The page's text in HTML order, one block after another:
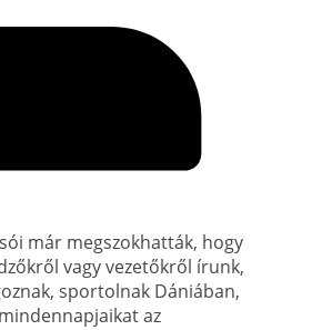
már megszokhatták, hogy
vagy vezetőkről írunk,
sportolnak Dániában,
az